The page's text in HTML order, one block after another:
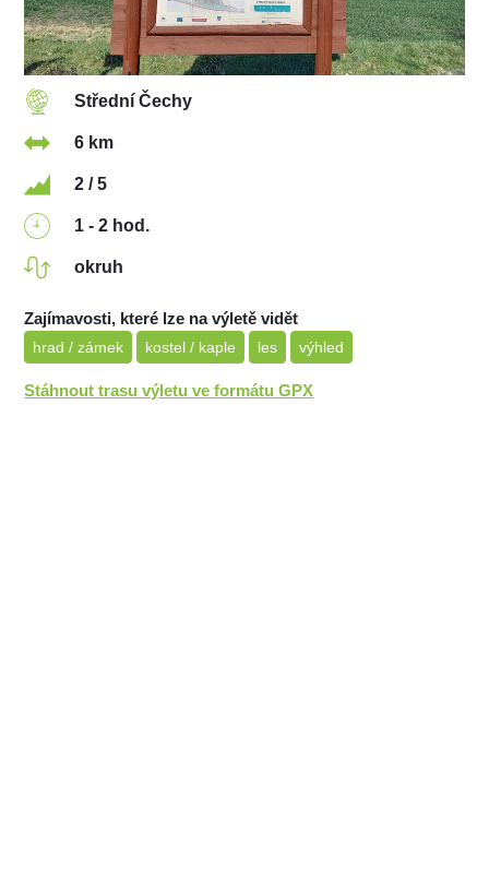
Střední Čechy
6 km
2 / 5
1 - 2 hod.
okruh
Zajímavosti, které lze na výletě vidět
hrad / zámek kostel / kaple les výhled
Stáhnout trasu výletu ve formátu GPX